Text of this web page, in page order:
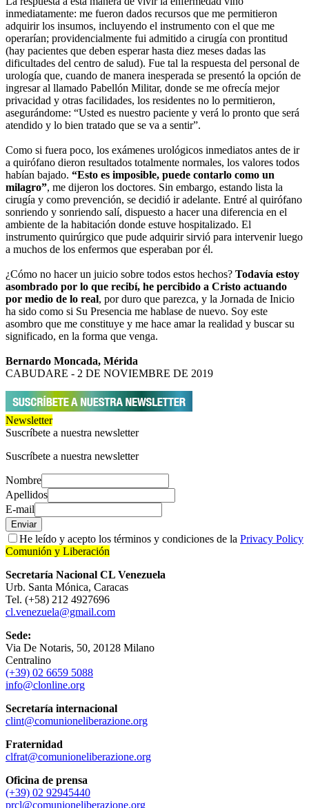
inmediatamente: me fueron dados recursos que me permitieron
adquirir los insumos, incluyendo el instrumento con el que me
operarían; providencialmente fui admitido a cirugía con prontitud
(hay pacientes que deben esperar hasta diez meses dadas las
dificultades del centro de salud). Fue tal la respuesta del personal de
urología que, cuando de manera inesperada se presentó la opción de
ingresar al llamado Pabellón Militar, donde se me ofrecía mejor
privacidad y otras facilidades, los residentes no lo permitieron,
asegurándome: “Usted es nuestro paciente y verá lo pronto que será
atendido y lo bien tratado que se va a sentir”.
Como si fuera poco, los exámenes urológicos inmediatos antes de ir
a quirófano dieron resultados totalmente normales, los valores todos
habían bajado. “Esto es imposible, puede contarlo como un
milagro”, me dijeron los doctores. Sin embargo, estando lista la
cirugía y como prevención, se decidió ir adelante. Entré al quirófano
sonriendo y sonriendo salí, dispuesto a hacer una diferencia en el
ambiente de la habitación donde estuve hospitalizado. El
instrumento quirúrgico que pude adquirir sirvió para intervenir luego
a muchos de los enfermos que esperaban por él.
¿Cómo no hacer un juicio sobre todos estos hechos? Todavía estoy
asombrado por lo que recibí, he percibido a Cristo actuando
por medio de lo real, por duro que parezca, y la Jornada de Inicio
ha sido como si Su Presencia me hablase de nuevo. Soy este
asombro que me constituye y me hace amar la realidad y buscar su
significado, en la forma que venga.
Bernardo Moncada, Mérida
CABUDARE - 2 DE NOVIEMBRE DE 2019
Newsletter
Suscríbete a nuestra newsletter
Suscríbete a nuestra newsletter
Nombre
Apellidos
E-mail
Enviar
He leído y acepto los términos y condiciones de la Privacy Policy
Comunión y Liberación
Secretaría Nacional CL Venezuela
Urb. Santa Mónica, Caracas
Tel. (+58) 212 4927696
cl.venezuela@gmail.com
Sede:
Via De Notaris, 50, 20128 Milano
Centralino
(+39) 02 6659 5088
info@clonline.org
Secretaría internacional
clint@comunioneliberazione.org
Fraternidad
clfrat@comunioneliberazione.org
Oficina de prensa
(+39) 02 92945440
prcl@comunioneliberazione.org